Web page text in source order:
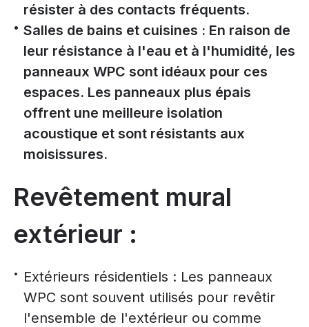
résister à des contacts fréquents.
Salles de bains et cuisines : En raison de
leur résistance à l'eau et à l'humidité, les
panneaux WPC sont idéaux pour ces
espaces. Les panneaux plus épais
offrent une meilleure isolation
acoustique et sont résistants aux
moisissures.
Revêtement mural
extérieur :
Extérieurs résidentiels : Les panneaux
WPC sont souvent utilisés pour revêtir
l'ensemble de l'extérieur ou comme